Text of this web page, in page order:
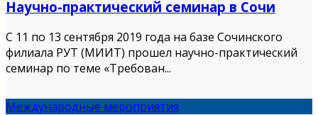
Научно-практический семинар в Сочи
С 11 по 13 сентября 2019 года на базе Сочинского
филиала РУТ (МИИТ) прошел научно-практический
семинар по теме «Требован...
Международные мероприятия